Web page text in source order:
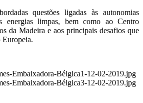
questões ligadas às autonomias
energias limpas, bem como ao Centro
da Madeira e aos principais desafios que
Europeia.